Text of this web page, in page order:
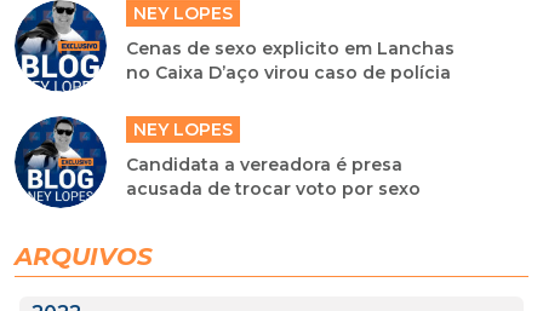
NEY LOPES
Cenas de sexo explicito em Lanchas
no Caixa D’aço virou caso de polícia
NEY LOPES
Candidata a vereadora é presa
acusada de trocar voto por sexo
ARQUIVOS